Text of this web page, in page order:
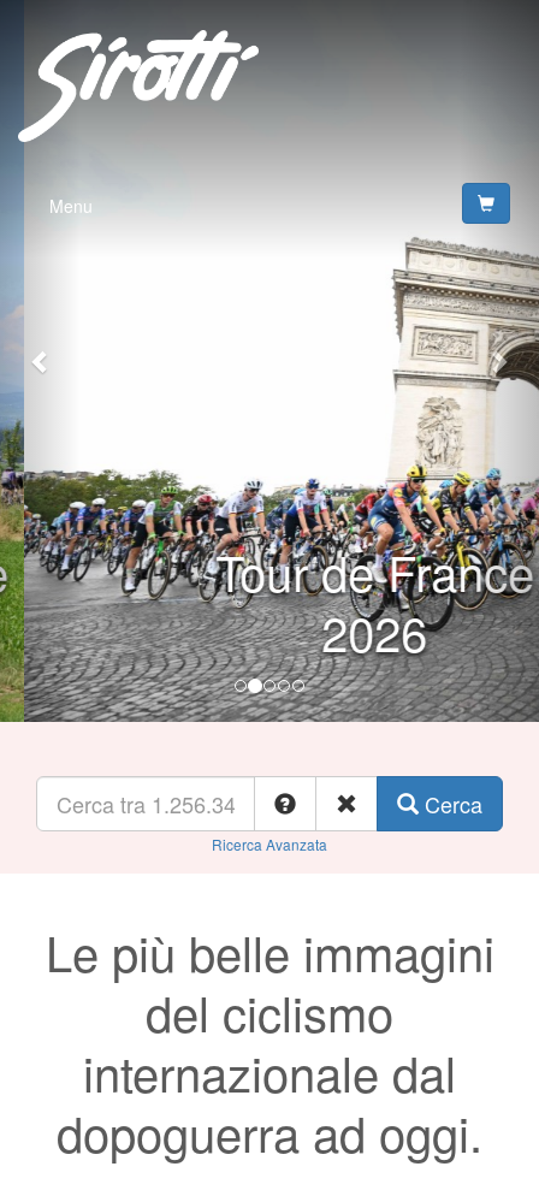
Menu
Tour de France
2026
Cerca
Ricerca Avanzata
Le più belle immagini
del ciclismo
internazionale dal
dopoguerra ad oggi.